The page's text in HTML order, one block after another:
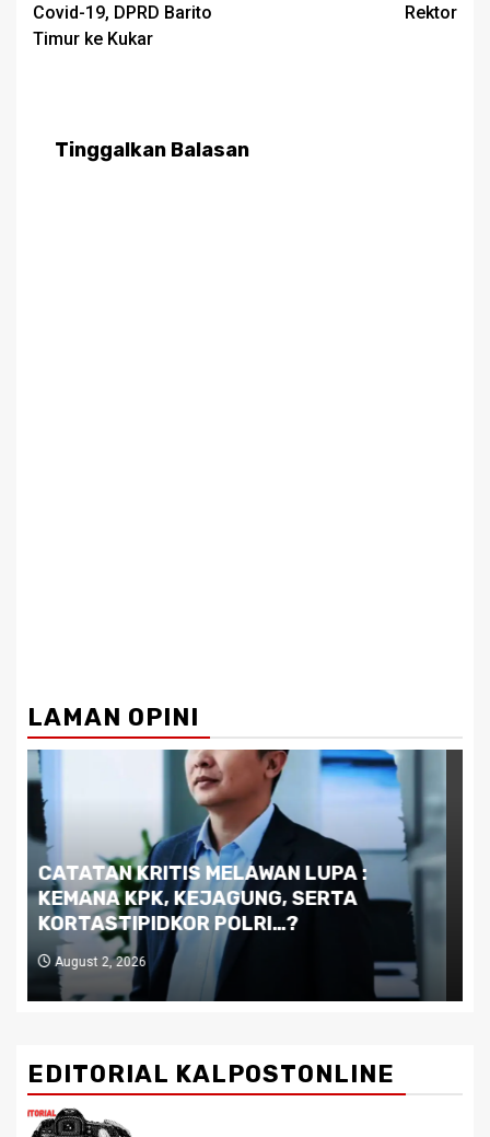
Covid-19, DPRD Barito
Timur ke Kukar
Rektor
Tinggalkan Balasan
LAMAN OPINI
Dilema Kaltim di Tengah Krisis:
Kutukan Sumber Daya Alam dan
Pemimpin yang Tak Kreatif
July 29, 2026
EDITORIAL KALPOSTONLINE